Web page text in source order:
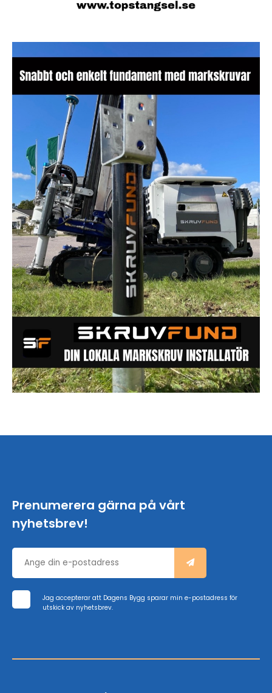
Prenumerera gärna på vårt
nyhetsbrev!
Jag accepterar att Dagens Bygg sparar min e-postadress för
utskick av nyhetsbrev.